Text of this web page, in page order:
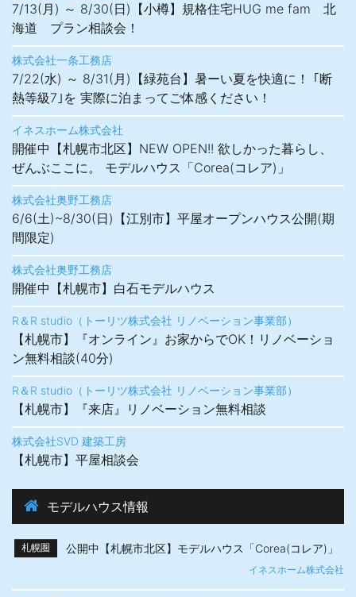
7/13(月) ～ 8/30(日)【小樽】規格住宅HUG me fam 北
海道 プラン相談会！
株式会社一条工務店
7/22(水) ～ 8/31(月)【緑苑台】暑ーい夏を快適に！ ｢断
熱等級7｣を 実際に泊まってご体感ください！
イネスホーム株式会社
開催中【札幌市北区】NEW OPEN!! 欲しかった暮らし、
ぜんぶここに。 モデルハウス「Corea(コレア)」
株式会社奥野工務店
6/6(土)~8/30(日)【江別市】平屋オープンハウス公開(期
間限定)
株式会社奥野工務店
開催中【札幌市】白石モデルハウス
R＆R studio（トーリツ株式会社 リノベーション事業部）
【札幌市】『オンライン』お家からでOK！リノベーショ
ン無料相談(40分)
R＆R studio（トーリツ株式会社 リノベーション事業部）
【札幌市】『来店』リノベーション無料相談
株式会社SVD 建築工房
【札幌市】平屋相談会
モデルハウス情報
札幌圏 公開中【札幌市北区】モデルハウス「Corea(コレア)」
イネスホーム株式会社